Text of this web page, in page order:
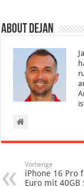
About Dejan
Vorherige
iPhone 16 Pro
Euro mit 40GB